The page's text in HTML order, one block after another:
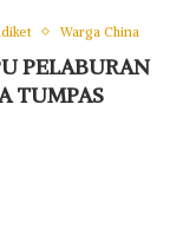
Warga China
PELABURAN
TUMPAS